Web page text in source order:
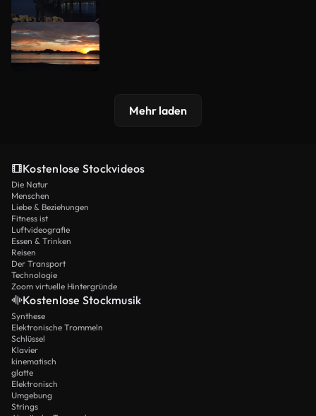
Mehr laden
Kostenlose Stockvideos
Die Natur
Menschen
Liebe & Beziehungen
Fitness ist
Luftvideografie
Essen & Trinken
Reisen
Der Transport
Technologie
Zoom virtuelle Hintergründe
Kostenlose Stockmusik
Synthese
Elektronische Trommeln
Schlüssel
Klavier
kinematisch
glatte
Elektronisch
Umgebung
Strings